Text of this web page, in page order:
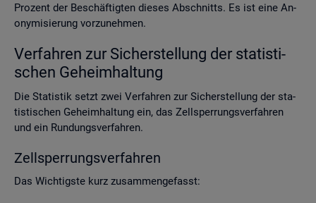
Pro­zent der Be­schäf­tig­ten die­ses Ab­schnitts. Es ist eine An­
ony­mi­sie­rung vor­zu­neh­men.
Ver­fah­ren zur Si­cher­stel­lung der sta­tis­ti­
schen Ge­heim­hal­tung
Die Sta­tis­tik setzt zwei Ver­fah­ren zur Si­cher­stel­lung der sta­
tis­ti­schen Ge­heim­hal­tung ein, das Zell­sper­rungs­ver­fah­ren
und ein Run­dungs­ver­fah­ren.
Zell­sper­rungs­ver­fah­ren
Das Wich­tigs­te kurz zu­sam­men­ge­fasst: